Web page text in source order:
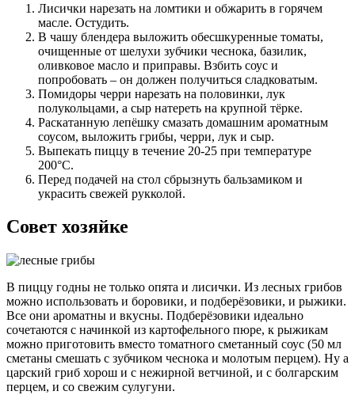
Лисички нарезать на ломтики и обжарить в горячем
масле. Остудить.
В чашу блендера выложить обесшкуренные томаты,
очищенные от шелухи зубчики чеснока, базилик,
оливковое масло и приправы. Взбить соус и
попробовать – он должен получиться сладковатым.
Помидоры черри нарезать на половинки, лук
полукольцами, а сыр натереть на крупной тёрке.
Раскатанную лепёшку смазать домашним ароматным
соусом, выложить грибы, черри, лук и сыр.
Выпекать пиццу в течение 20-25 при температуре
200°С.
Перед подачей на стол сбрызнуть бальзамиком и
украсить свежей рукколой.
Совет хозяйке
В пиццу годны не только опята и лисички. Из лесных грибов
можно использовать и боровики, и подберёзовики, и рыжики.
Все они ароматны и вкусны. Подберёзовики идеально
сочетаются с начинкой из картофельного пюре, к рыжикам
можно приготовить вместо томатного сметанный соус (50 мл
сметаны смешать с зубчиком чеснока и молотым перцем). Ну а
царский гриб хорош и с нежирной ветчиной, и с болгарским
перцем, и со свежим сулугуни.